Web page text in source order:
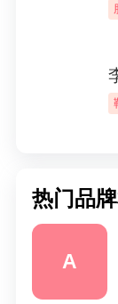
热门品
A